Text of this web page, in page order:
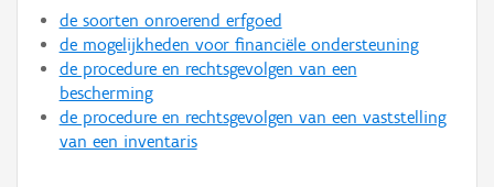
de soorten onroerend erfgoed
de mogelijkheden voor financiële ondersteuning
de procedure en rechtsgevolgen van een
bescherming
de procedure en rechtsgevolgen van een vaststelling
van een inventaris